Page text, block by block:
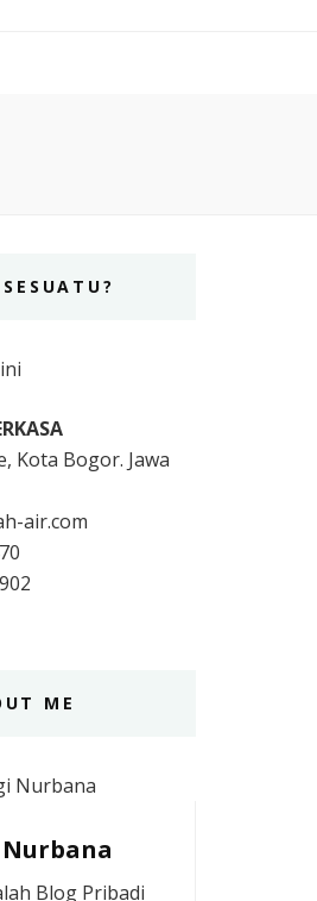
Kota Bogor. Jawa
air.com
ME
Blog Pribadi